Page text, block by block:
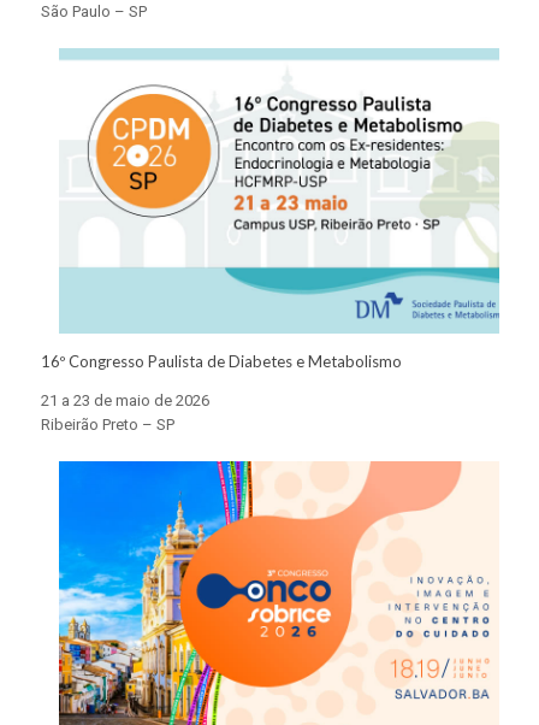
São Paulo – SP
16º Congresso Paulista de Diabetes e Metabolismo
21 a 23 de maio de 2026
Ribeirão Preto – SP